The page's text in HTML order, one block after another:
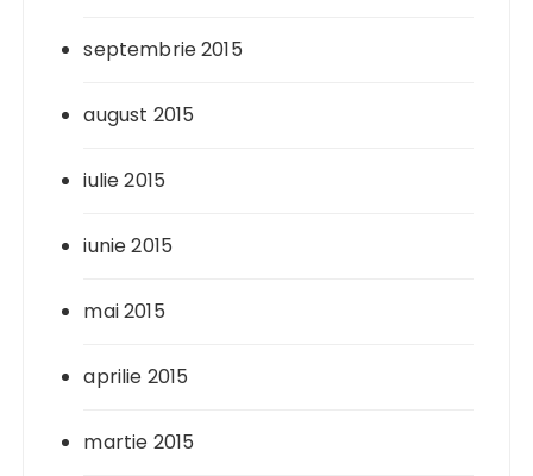
septembrie 2015
august 2015
iulie 2015
iunie 2015
mai 2015
aprilie 2015
martie 2015